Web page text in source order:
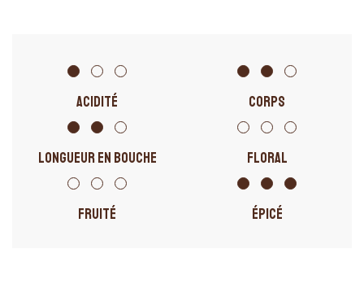
ACIDITÉ CORPS
LONGUEUR EN BOUCHE FLORAL
FRUITÉ ÉPICÉ